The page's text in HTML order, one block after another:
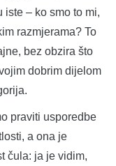
iste – ko smo to mi,
razmjerama? To
bez obzira što
dobrim dijelom
praviti usporedbe
a ona je
čula: ja je vidim,